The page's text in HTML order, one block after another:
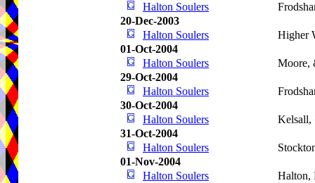
Halton Soulers
20-Dec-2003
Halton Soulers
Higher
01-Oct-2004
Halton Soulers
Moore,
29-Oct-2004
Halton Soulers
30-Oct-2004
Halton Soulers
Kelsall,
31-Oct-2004
Halton Soulers
01-Nov-2004
Halton Soulers
Halton,